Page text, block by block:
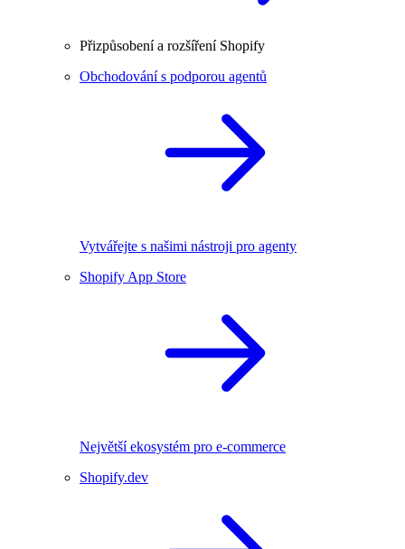
Přizpůsobení a rozšíření Shopify
Obchodování s podporou agentů
Vytvářejte s našimi nástroji pro agenty
Shopify App Store
Největší ekosystém pro e-commerce
Shopify.dev